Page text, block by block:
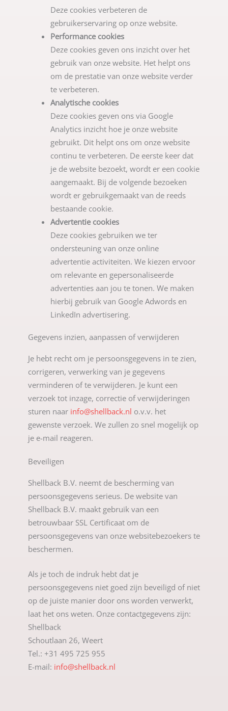
Deze cookies verbeteren de
gebruikerservaring op onze website.
Performance cookies
Deze cookies geven ons inzicht over het
gebruik van onze website. Het helpt ons
om de prestatie van onze website verder
te verbeteren.
Analytische cookies
Deze cookies geven ons via Google
Analytics inzicht hoe je onze website
gebruikt. Dit helpt ons om onze website
continu te verbeteren. De eerste keer dat
je de website bezoekt, wordt er een cookie
aangemaakt. Bij de volgende bezoeken
wordt er gebruikgemaakt van de reeds
bestaande cookie.
Advertentie cookies
Deze cookies gebruiken we ter
ondersteuning van onze online
advertentie activiteiten. We kiezen ervoor
om relevante en gepersonaliseerde
advertenties aan jou te tonen. We maken
hierbij gebruik van Google Adwords en
LinkedIn advertisering.
Gegevens inzien, aanpassen of verwijderen
Je hebt recht om je persoonsgegevens in te zien,
corrigeren, verwerking van je gegevens
verminderen of te verwijderen. Je kunt een
verzoek tot inzage, correctie of verwijderingen
sturen naar info@shellback.nl o.v.v. het
gewenste verzoek. We zullen zo snel mogelijk op
je e-mail reageren.
Beveiligen
Shellback B.V. neemt de bescherming van
persoonsgegevens serieus. De website van
Shellback B.V. maakt gebruik van een
betrouwbaar SSL Certificaat om de
persoonsgegevens van onze websitebezoekers te
beschermen.
Als je toch de indruk hebt dat je
persoonsgegevens niet goed zijn beveiligd of niet
op de juiste manier door ons worden verwerkt,
laat het ons weten. Onze contactgegevens zijn:
Shellback
Schoutlaan 26, Weert
Tel.: +31 495 725 955
E-mail: info@shellback.nl